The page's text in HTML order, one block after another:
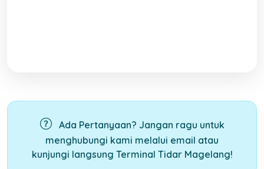
Ada Pertanyaan? Jangan ragu untuk
menghubungi kami melalui email atau
kunjungi langsung Terminal Tidar Magelang!